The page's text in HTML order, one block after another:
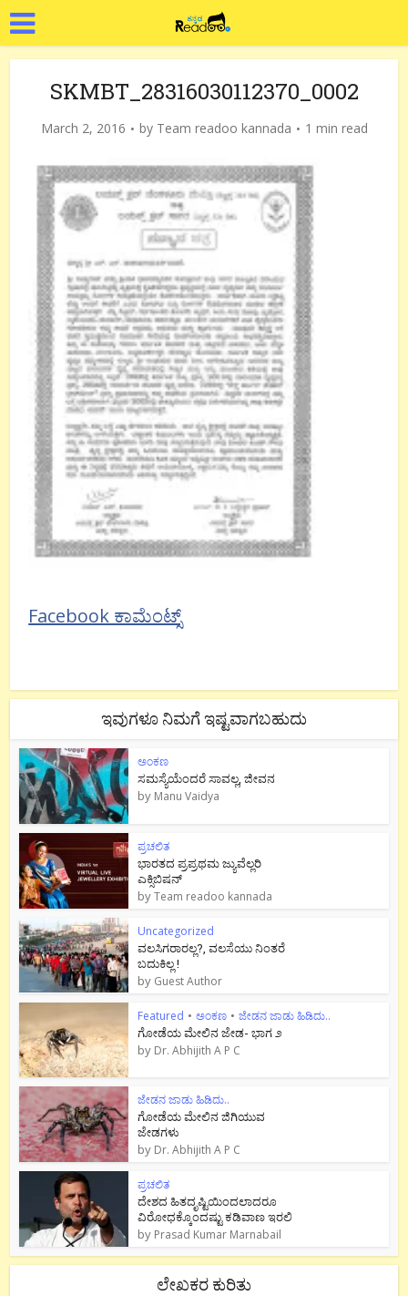
SKMBT_28316030112370_0002
March 2, 2016 by Team readoo kannada 1 min read
Facebook ಕಾಮೆಂಟ್ಸ್
ಇವುಗಳೂ ನಿಮಗೆ ಇಷ್ಟವಾಗಬಹುದು
ಅಂಕಣ
ಸಮಸ್ಯೆಯೆಂದರೆ ಸಾವಲ್ಲ, ಜೀವನ
by Manu Vaidya
ಪ್ರಚಲಿತ
ಭಾರತದ ಪ್ರಪ್ರಥಮ ಜ್ಯುವೆಲ್ಲರಿ
ಎಕ್ಸಿಬಿಷನ್
byTeam readoo kannada
Uncategorized
ವಲಸಿಗರಾರಲ್ಲ?, ವಲಸೆಯು ನಿಂತರೆ
ಬದುಕಿಲ್ಲ !
by Guest Author
Featured • ಅಂಕಣ • ಜೇಡನ ಜಾಡು ಹಿಡಿದು..
ಗೋಡೆಯ ಮೇಲಿನ ಜೇಡ- ಭಾಗ ೨
by Dr. Abhijith A P C
ಜೇಡನ ಜಾಡು ಹಿಡಿದು..
ಗೋಡೆಯ ಮೇಲಿನ ಜಿಗಿಯುವ
ಜೇಡಗಳು
by Dr. Abhijith A P C
ಪ್ರಚಲಿತ
ದೇಶದ ಹಿತದೃಷ್ಟಿಯಿಂದಲಾದರೂ
ವಿರೋಧಕ್ಕೊಂದಷ್ಟು ಕಡಿವಾಣ ಇರಲಿ
by Prasad Kumar Marnabail
ಲೇಖಕರ ಕುರಿತು